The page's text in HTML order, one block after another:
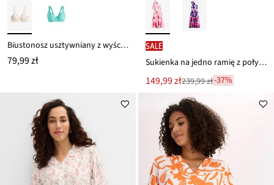
Biustonosz usztywniany z wyściełanymi ramiączkami
79,99 zł
SALE
Sukienka na jedno ramię z połyskującej satyny
Nowa
cena
149,99 zł
Przeceniono
239,99 zł
239,99 zł-37%